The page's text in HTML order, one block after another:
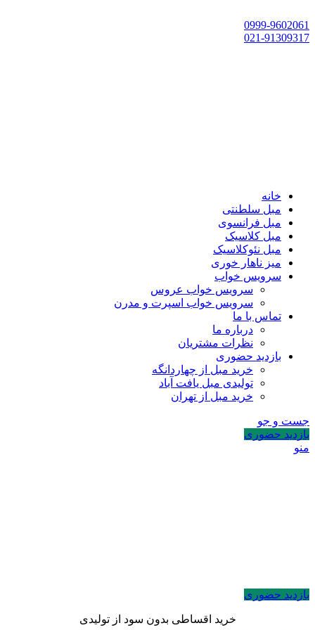
0999-9602061
021-91309317
خانه
مبل سلطنتی
مبل فرانسوی
مبل کلاسیک
مبل نئوکلاسیک
میز ناهار خوری
سرویس خواب
سرویس خواب عروس
سرویس خواب اسپرت و مدرن
تماس با ما
درباره ما
نظرات مشتریان
بازدید حضوری
خرید مبل از چهاردانگه
تولیدی مبل یافت آباد
خرید مبل از تهران
جست و جو
بازدید حضوری
منو
بازدید حضوری
خرید اقساطی بدون سود از تولیدی